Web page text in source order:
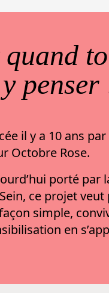
quand
penser
il y a 10 ans
Octobre Rose.
porté par
ce projet
simple,
en